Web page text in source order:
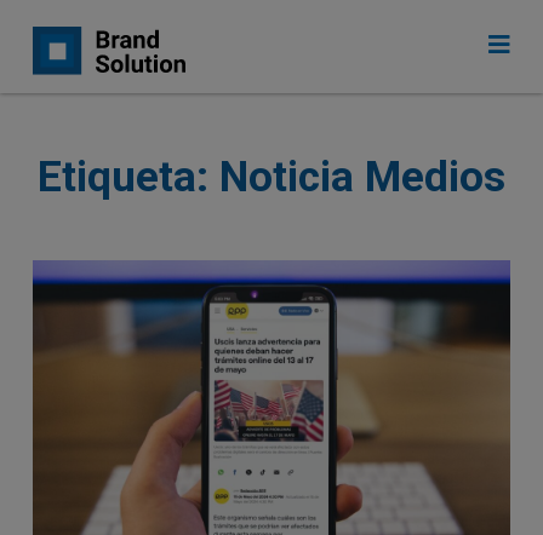
Etiqueta: Noticia Medios